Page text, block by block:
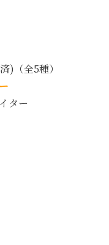
)（全5種）
ター